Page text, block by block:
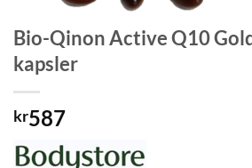
Bio-Qinon Active Q10
kapsler
kr587